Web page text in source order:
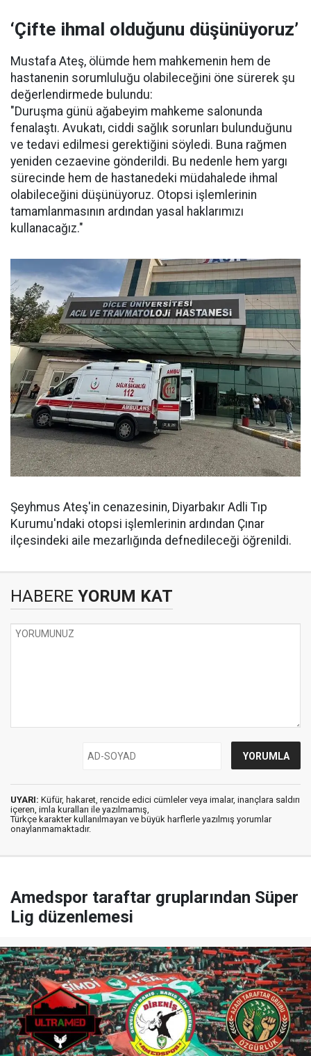
‘Çifte ihmal olduğunu düşünüyoruz’
Mustafa Ateş, ölümde hem mahkemenin hem de
hastanenin sorumluluğu olabileceğini öne sürerek şu
değerlendirmede bulundu:
"Duruşma günü ağabeyim mahkeme salonunda
fenalaştı. Avukatı, ciddi sağlık sorunları bulunduğunu
ve tedavi edilmesi gerektiğini söyledi. Buna rağmen
yeniden cezaevine gönderildi. Bu nedenle hem yargı
sürecinde hem de hastanedeki müdahalede ihmal
olabileceğini düşünüyoruz. Otopsi işlemlerinin
tamamlanmasının ardından yasal haklarımızı
kullanacağız."
Şeyhmus Ateş'in cenazesinin, Diyarbakır Adli Tıp
Kurumu'ndaki otopsi işlemlerinin ardından Çınar
ilçesindeki aile mezarlığında defnedileceği öğrenildi.
HABERE YORUM KAT
UYARI: Küfür, hakaret, rencide edici cümleler veya imalar, inançlara saldırı
içeren, imla kuralları ile yazılmamış,
Türkçe karakter kullanılmayan ve büyük harflerle yazılmış yorumlar
onaylanmamaktadır.
Amedspor taraftar gruplarından Süper
Lig düzenlemesi